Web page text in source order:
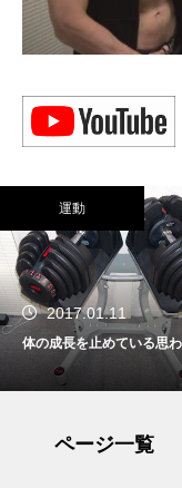
2016.01.09
倒立（逆立ち）習得
ページ一覧